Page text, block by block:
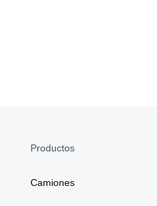
Productos
Camiones